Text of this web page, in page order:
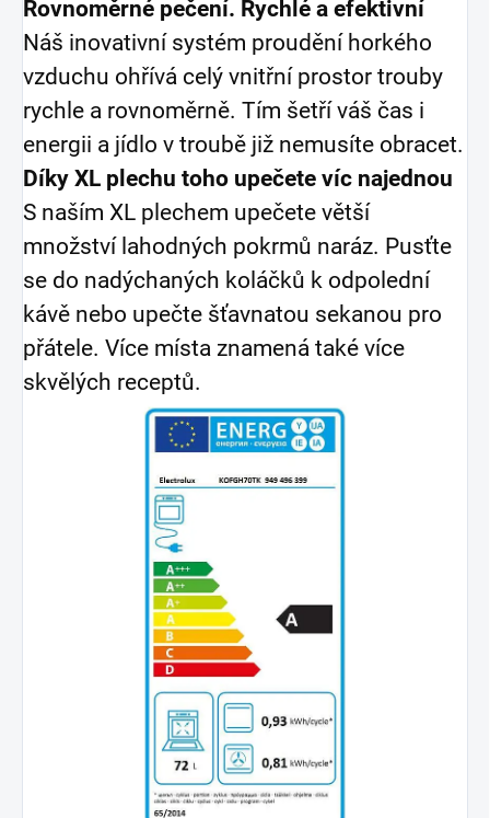
Rovnoměrné pečení. Rychlé a efektivní
Náš inovativní systém proudění horkého
vzduchu ohřívá celý vnitřní prostor trouby
rychle a rovnoměrně. Tím šetří váš čas i
energii a jídlo v troubě již nemusíte obracet.
Díky XL plechu toho upečete víc najednou
S naším XL plechem upečete větší
množství lahodných pokrmů naráz. Pusťte
se do nadýchaných koláčků k odpolední
kávě nebo upečte šťavnatou sekanou pro
přátele. Více místa znamená také více
skvělých receptů.